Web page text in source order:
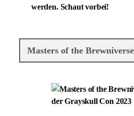
werden. Schaut vorbei!
Masters of the Brewniverse